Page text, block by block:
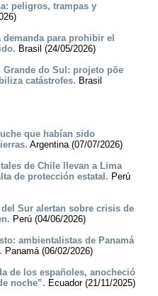
peligros, trampas y
para prohibir el
Brasil (24/05/2026)
Grande do Sul: projeto põe
catástrofes. Brasil
que habían sido
Argentina (07/07/2026)
de Chile llevan a Lima
de protección estatal. Perú
Sur alertan sobre crisis de
Perú (04/06/2026)
ambientalistas de Panamá
Panamá (06/02/2026)
de los españoles, anocheció
noche”. Ecuador (21/11/2025)